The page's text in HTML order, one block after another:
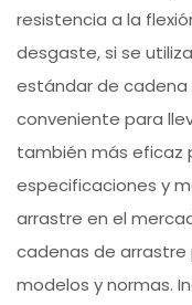
resistencia a la
desgaste, si se
estándar de cadena
conveniente para
también más eficaz
especificaciones y
arrastre en el
cadenas de arrastre
modelos y normas.